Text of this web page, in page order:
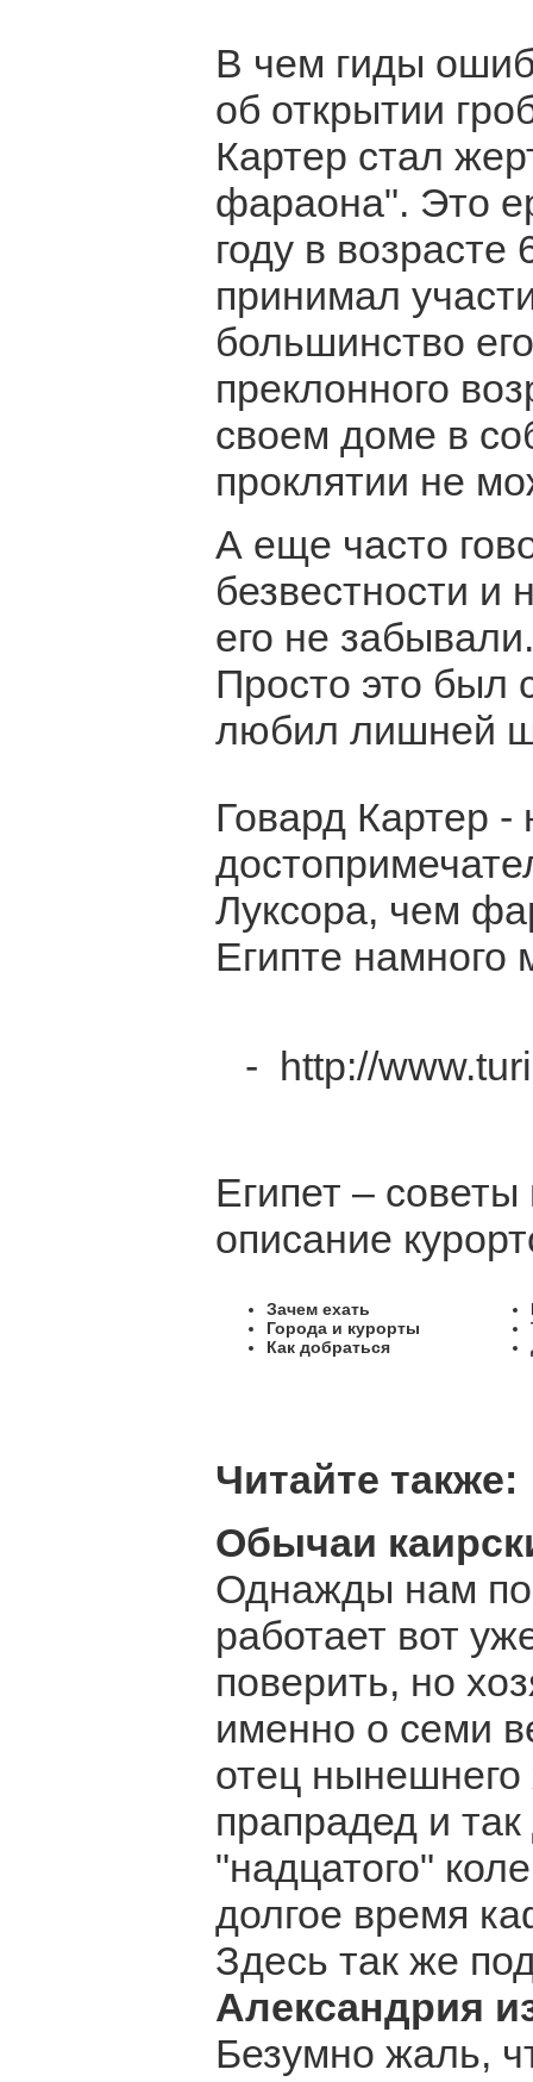
В чем гиды
об открытии
Картер стал
фараона". Это
году в возрасте
принимал
большинство
преклонного
своем доме в
проклятии не
А еще часто
безвестности и
его не
Просто это был
любил лишней
Говард Картер
Луксора, чем
Египте намного
- http://
Египет –
описание
Зачем ехать
Города и курорты
Как добраться
Читайте также:
Обычаи
Однажды нам
работает вот
поверить, но
именно о семи
отец нынешнего
прапрадед и
"надцатого"
долгое время
Здесь так же
Александрия
Безумно жаль,